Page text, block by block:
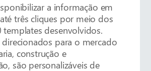
a informação em
três cliques por meio dos
templates desenvolvidos.
direcionados para o mercado
construção e
são personalizáveis de